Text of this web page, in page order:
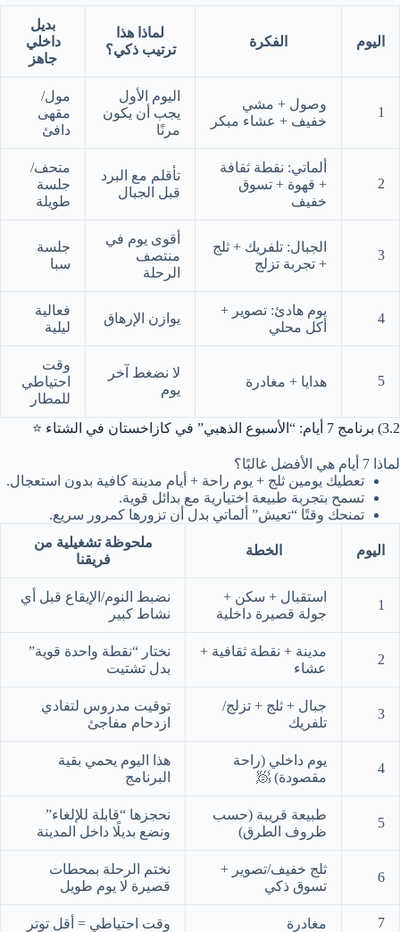
اليوم الفكرة
لماذا هذا
ترتيب ذكي؟
بديل
داخلي
جاهز
1
وصول + مشي
خفيف + عشاء مبكر
اليوم الأول
يجب أن يكون
مرنًا
مول/
مقهى
دافئ
2
ألماتي: نقطة ثقافة
+ قهوة + تسوق
خفيف
تأقلم مع البرد
قبل الجبال
متحف/
جلسة
طويلة
3
الجبال: تلفريك + ثلج
+ تجربة تزلج
أقوى يوم في
منتصف
الرحلة
جلسة
سبا
4
يوم هادئ: تصوير +
أكل محلي
يوازن الإرهاق
فعالية
ليلية
5 هدايا + مغادرة
لا نضغط آخر
يوم
وقت
احتياطي
للمطار
3.2) برنامج 7 أيام: “الأسبوع الذهبي” في كازاخستان في الشتاء ⭐
لماذا 7 أيام هي الأفضل غالبًا؟
تعطيك يومين ثلج + يوم راحة + أيام مدينة كافية بدون استعجال.
تسمح بتجربة طبيعة اختيارية مع بدائل قوية.
تمنحك وقتًا “تعيش” ألماتي بدل أن تزورها كمرور سريع.
اليوم الخطة
ملحوظة تشغيلية من
فريقنا
1
استقبال + سكن +
جولة قصيرة داخلية
نضبط النوم/الإيقاع قبل أي
نشاط كبير
2
مدينة + نقطة ثقافية +
عشاء
نختار “نقطة واحدة قوية”
بدل تشتيت
3
جبال + ثلج + تزلج/
تلفريك
توقيت مدروس لتفادي
ازدحام مفاجئ
4
يوم داخلي (راحة
مقصودة) 🧖
هذا اليوم يحمي بقية
البرنامج
5
طبيعة قريبة (حسب
ظروف الطرق)
نحجزها “قابلة للإلغاء”
ونضع بديلًا داخل المدينة
6
ثلج خفيف/تصوير +
تسوق ذكي
نختم الرحلة بمحطات
قصيرة لا يوم طويل
7 مغادرة
وقت احتياطي = أقل توتر